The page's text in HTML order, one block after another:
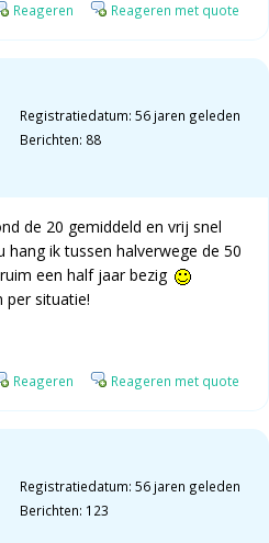
Reageren Reageren met quote
Registratiedatum: 56 jaren geleden
Berichten: 88
de 20 gemiddeld en vrij snel
hang ik tussen halverwege de 50
een half jaar bezig
per situatie!
Reageren Reageren met quote
Registratiedatum: 56 jaren geleden
Berichten: 123